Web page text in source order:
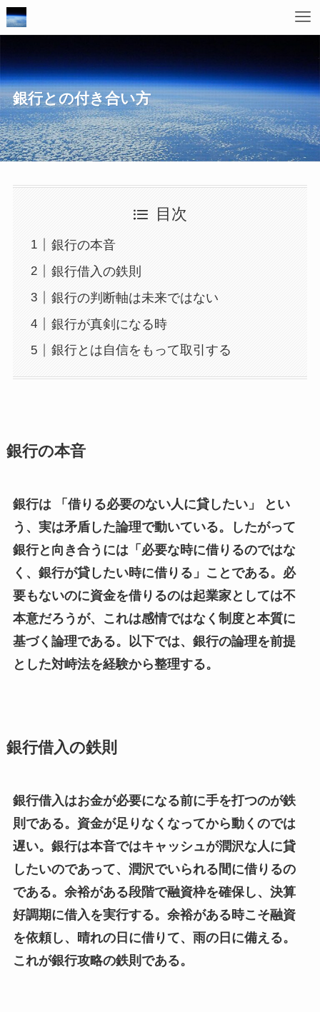
銀行との付き合い方
目次
銀行の本音
銀行借入の鉄則
銀行の判断軸は未来ではない
銀行が真剣になる時
銀行とは自信をもって取引する
銀行の本音
銀行は 「借りる必要のない人に貸したい」 とい
う、実は矛盾した論理で動いている。したがって
銀行と向き合うには「必要な時に借りるのではな
く、銀行が貸したい時に借りる」ことである。必
要もないのに資金を借りるのは起業家としては不
本意だろうが、これは感情ではなく制度と本質に
基づく論理である。以下では、銀行の論理を前提
とした対峙法を経験から整理する。
銀行借入の鉄則
銀行借入はお金が必要になる前に手を打つのが鉄
則である。資金が足りなくなってから動くのでは
遅い。銀行は本音ではキャッシュが潤沢な人に貸
したいのであって、潤沢でいられる間に借りるの
である。余裕がある段階で融資枠を確保し、決算
好調期に借入を実行する。余裕がある時こそ融資
を依頼し、晴れの日に借りて、雨の日に備える。
これが銀行攻略の鉄則である。